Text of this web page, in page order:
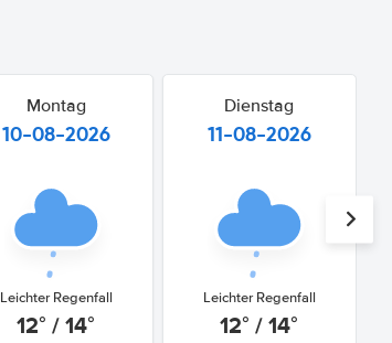
Montag
10-08-2026
Leichter Regenfall
12° / 14°
Dienstag
11-08-2026
Leichter Regenfall
12° / 14°